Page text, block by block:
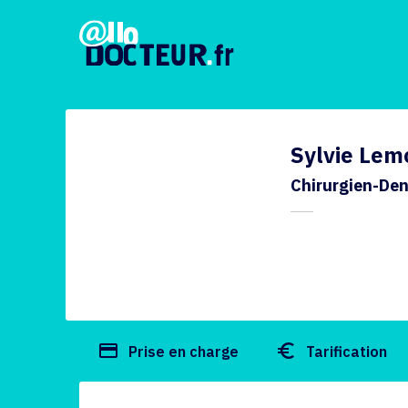
Sylvie
Chirurgien-
payment Prise en charge euro_symbol Tarification